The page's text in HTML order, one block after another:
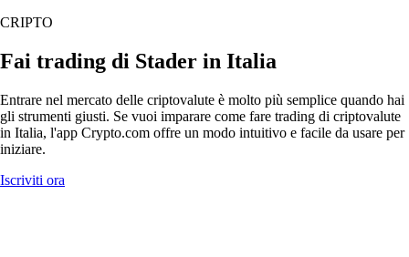
CRIPTO
Fai trading di Stader in Italia
Entrare nel mercato delle criptovalute è molto più semplice quando hai
gli strumenti giusti. Se vuoi imparare come fare trading di criptovalute
in Italia, l'app Crypto.com offre un modo intuitivo e facile da usare per
iniziare.
Iscriviti ora